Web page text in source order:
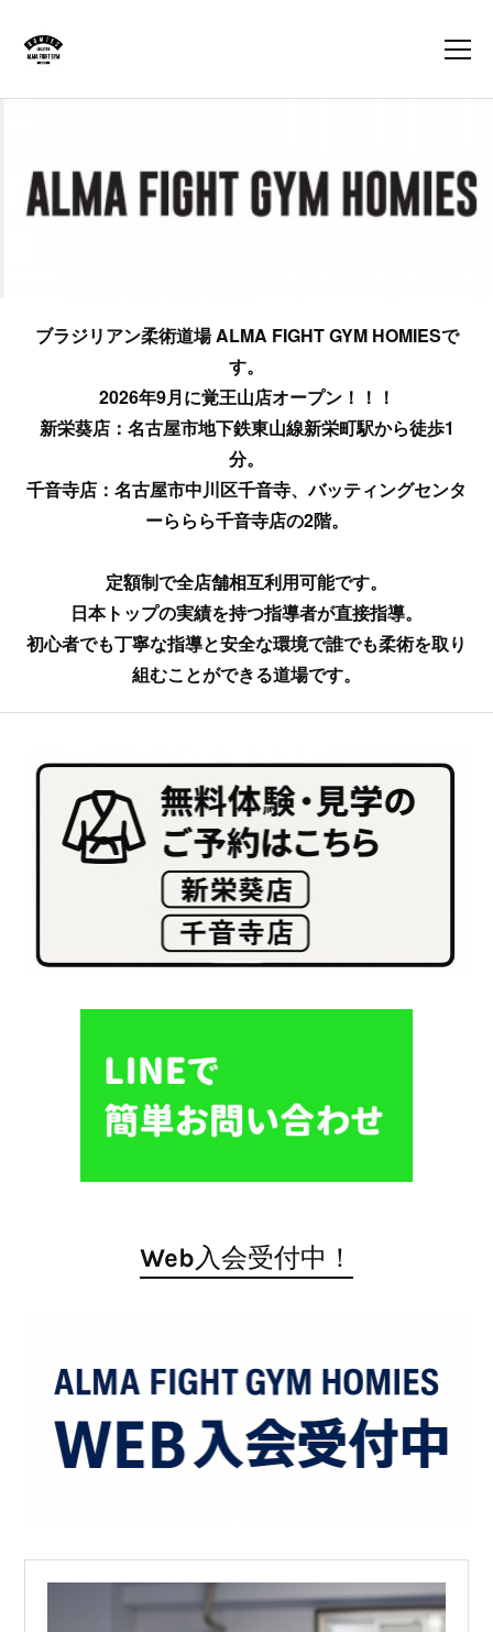
ブラジリアン柔術道場 ALMA FIGHT GYM HOMIESで
す。
2026年9月に覚王山店オープン！！！
新栄葵店：名古屋市地下鉄東山線新栄町駅から徒歩1
分。
千音寺店：名古屋市中川区千音寺、バッティングセンタ
ーららら千音寺店の2階。
定額制で全店舗相互利用可能です。
日本トップの実績を持つ指導者が直接指導。
初心者でも丁寧な指導と安全な環境で誰でも柔術を取り
組むことができる道場です。
Web入会受付中！